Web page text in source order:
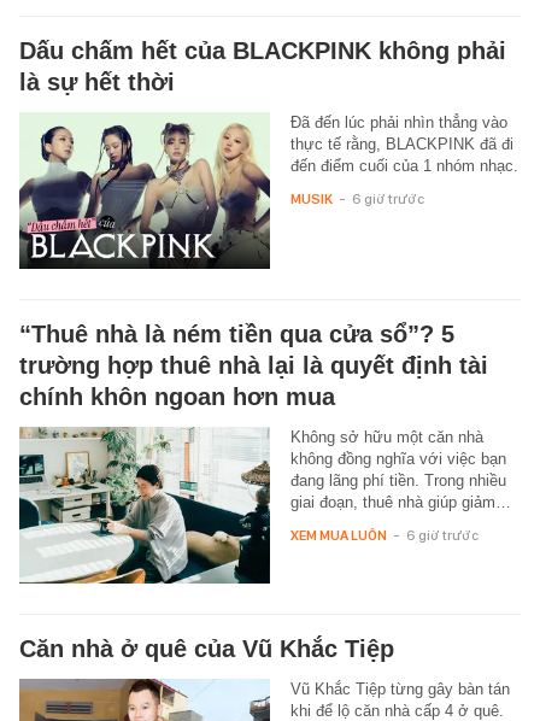
Dấu chấm hết của BLACKPINK không phải
là sự hết thời
Đã đến lúc phải nhìn thẳng vào
thực tế rằng, BLACKPINK đã đi
đến điểm cuối của 1 nhóm nhạc.
MUSIK - 6 giờ trước
“Thuê nhà là ném tiền qua cửa sổ”? 5
trường hợp thuê nhà lại là quyết định tài
chính khôn ngoan hơn mua
Không sở hữu một căn nhà
không đồng nghĩa với việc bạn
đang lãng phí tiền. Trong nhiều
giai đoạn, thuê nhà giúp giảm…
XEM MUA LUÔN - 6 giờ trước
Căn nhà ở quê của Vũ Khắc Tiệp
Vũ Khắc Tiệp từng gây bàn tán
khi để lộ căn nhà cấp 4 ở quê.